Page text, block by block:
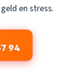
en stress.
94